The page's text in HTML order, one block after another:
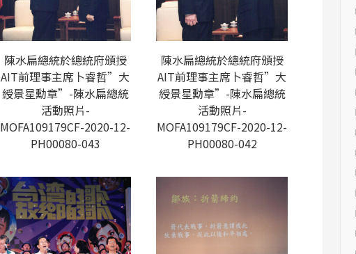
陳水扁總統於總統府頒授
AIT前理事主席卜睿哲”大
綬景星勳章”-陳水扁總統
活動照片-
MOFA109179CF-2020-12-
PH00080-043
陳水扁總統於總統府頒授
AIT前理事主席卜睿哲”大
綬景星勳章”-陳水扁總統
活動照片-
MOFA109179CF-2020-12-
PH00080-042